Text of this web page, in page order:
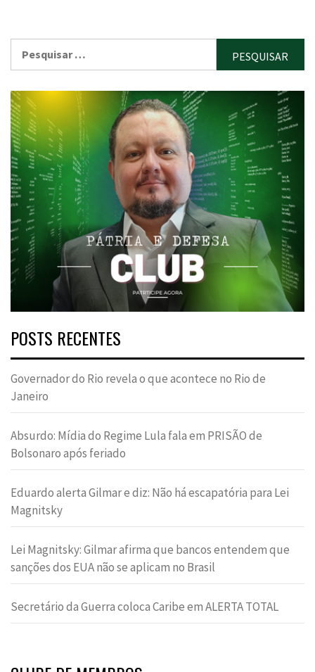
POSTS RECENTES
Governador do Rio revela o que acontece no Rio de
Janeiro
Absurdo: Mídia do Regime Lula fala em PRISÃO de
Bolsonaro após feriado
Eduardo alerta Gilmar e diz: Não há escapatória para Lei
Magnitsky
Lei Magnitsky: Gilmar afirma que bancos entendem que
sanções dos EUA não se aplicam no Brasil
Secretário da Guerra coloca Caribe em ALERTA TOTAL